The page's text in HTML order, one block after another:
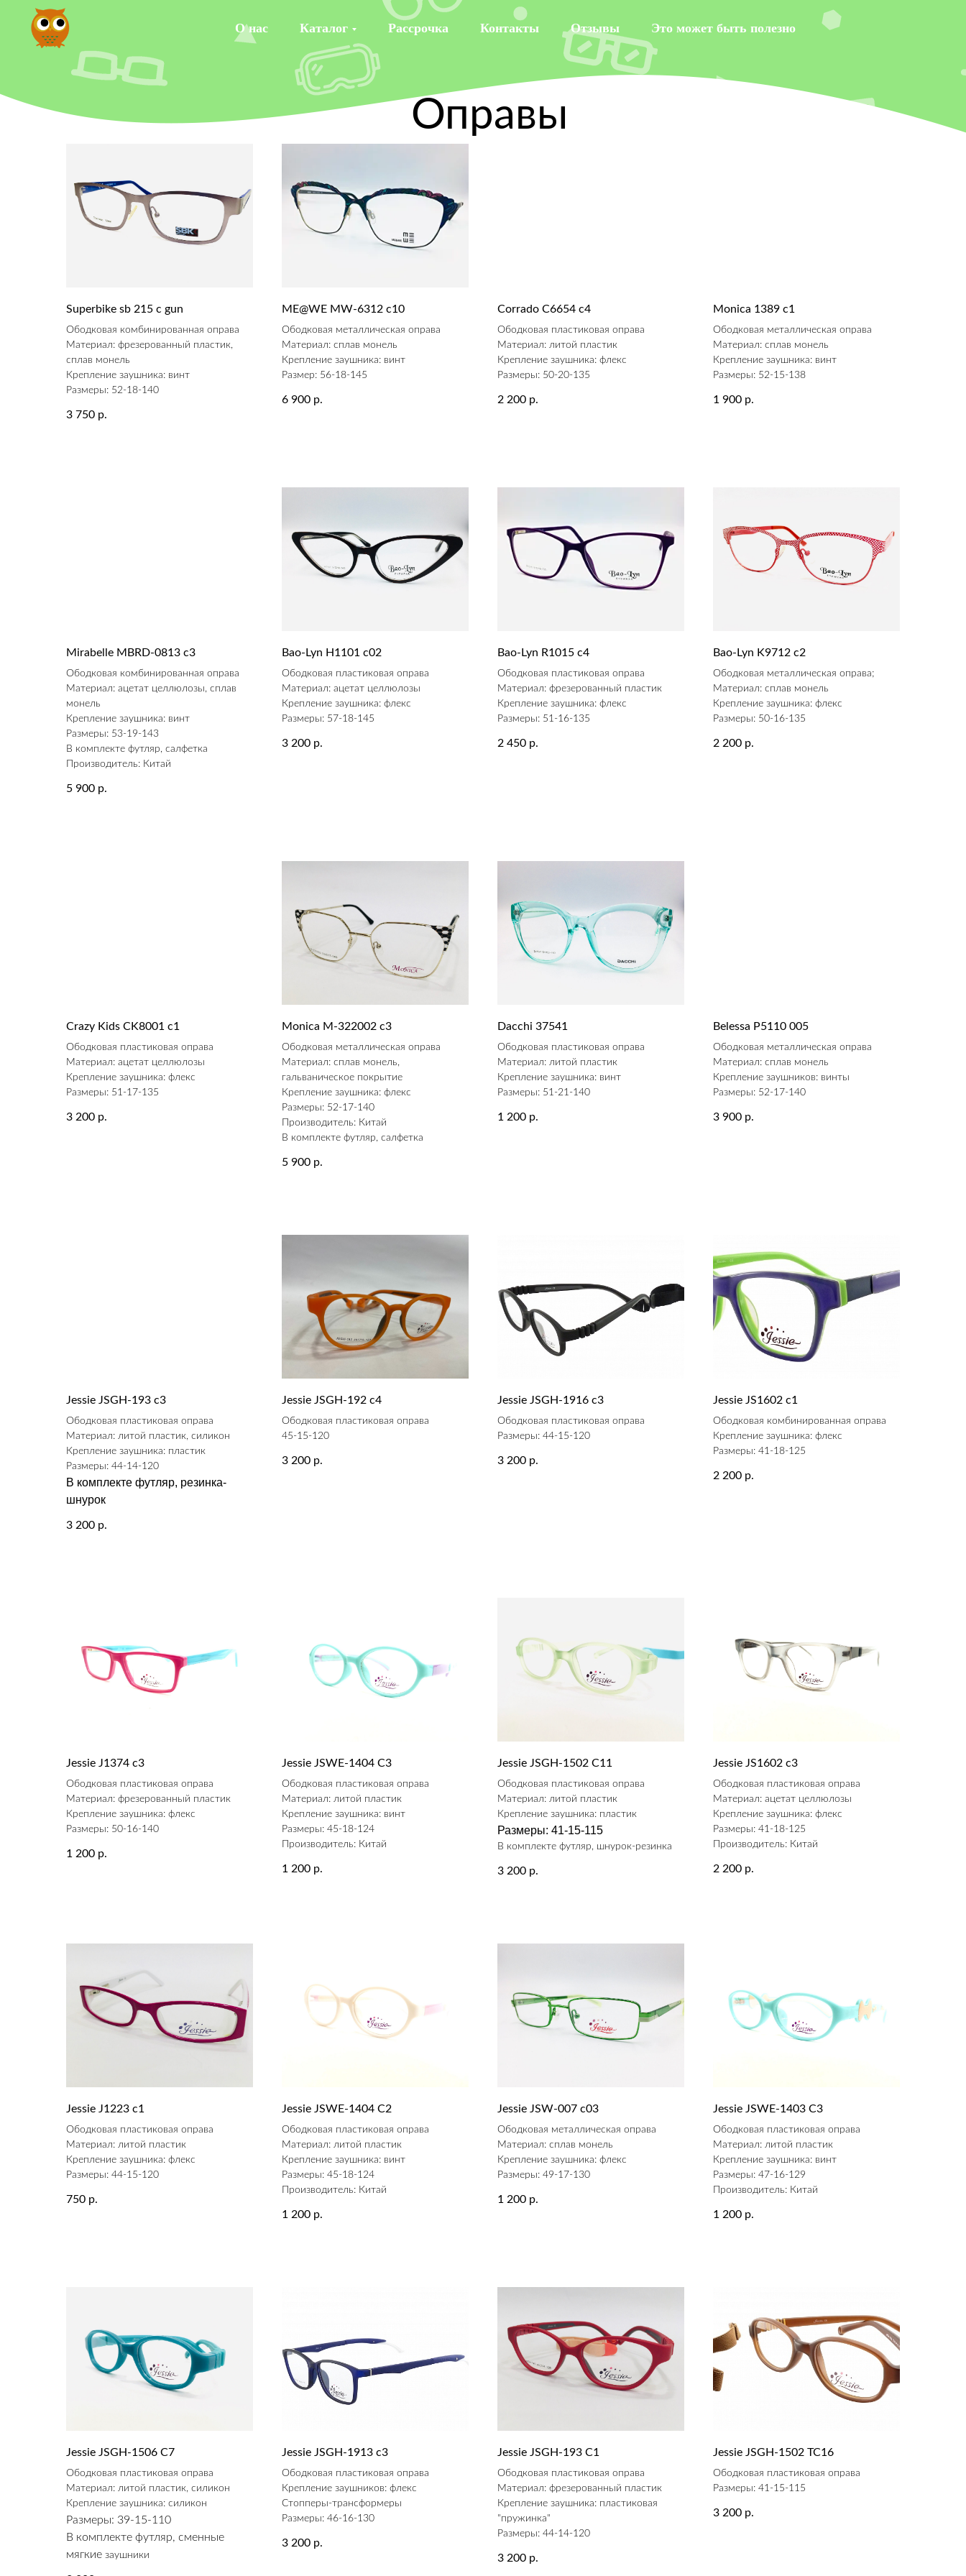
О нас Каталог Рассрочка Контакты Отзывы Это может быть полезно
Оправы
Superbike sb 215 c gun
Ободковая комбинированная оправа
Материал: фрезерованный пластик,
сплав монель
Крепление заушника: винт
Размеры: 52-18-140
3 750 р.
ME@WE MW-6312 c10
Ободковая металлическая оправа
Материал: сплав монель
Крепление заушника: винт
Размер: 56-18-145
6 900 р.
Corrado C6654 c4
Ободковая пластиковая оправа
Материал: литой пластик
Крепление заушника: флекс
Размеры: 50-20-135
2 200 р.
Monica 1389 c1
Ободковая металлическая оправа
Материал: сплав монель
Крепление заушника: винт
Размеры: 52-15-138
1 900 р.
Mirabelle MBRD-0813 c3
Ободковая комбинированная оправа
Материал: ацетат целлюлозы, сплав
монель
Крепление заушника: винт
Размеры: 53-19-143
В комплекте футляр, салфетка
Производитель: Китай
5 900 р.
Bao-Lyn H1101 c02
Ободковая пластиковая оправа
Материал: ацетат целлюлозы
Крепление заушника: флекс
Размеры: 57-18-145
3 200 р.
Bao-Lyn R1015 c4
Ободковая пластиковая оправа
Материал: фрезерованный пластик
Крепление заушника: флекс
Размеры: 51-16-135
2 450 р.
Bao-Lyn K9712 c2
Ободковая металлическая оправа;
Материал: сплав монель
Крепление заушника: флекс
Размеры: 50-16-135
2 200 р.
Crazy Kids CK8001 c1
Ободковая пластиковая оправа
Материал: ацетат целлюлозы
Крепление заушника: флекс
Размеры: 51-17-135
3 200 р.
Monica M-322002 с3
Ободковая металлическая оправа
Материал: сплав монель,
гальваническое покрытие
Крепление заушника: флекс
Размеры: 52-17-140
Производитель: Китай
В комплекте футляр, салфетка
5 900 р.
Dacchi 37541
Ободковая пластиковая оправа
Материал: литой пластик
Крепление заушника: винт
Размеры: 51-21-140
1 200 р.
Belessa P5110 005
Ободковая металлическая оправа
Материал: сплав монель
Крепление заушников: винты
Размеры: 52-17-140
3 900 р.
Jessie JSGH-193 c3
Ободковая пластиковая оправа
Материал: литой пластик, силикон
Крепление заушника: пластик
Размеры: 44-14-120
В комплекте футляр, резинка-
шнурок
3 200 р.
Jessie JSGH-192 c4
Ободковая пластиковая оправа
45-15-120
3 200 р.
Jessie JSGH-1916 c3
Ободковая пластиковая оправа
Размеры: 44-15-120
3 200 р.
Jessie JS1602 c1
Ободковая комбинированная оправа
Крепление заушника: флекс
Размеры: 41-18-125
2 200 р.
Jessie J1374 c3
Ободковая пластиковая оправа
Материал: фрезерованный пластик
Крепление заушника: флекс
Размеры: 50-16-140
1 200 р.
Jessie JSWE-1404 С3
Ободковая пластиковая оправа
Материал: литой пластик
Крепление заушника: винт
Размеры: 45-18-124
Производитель: Китай
1 200 р.
Jessie JSGH-1502 C11
Ободковая пластиковая оправа
Материал: литой пластик
Крепление заушника: пластик
Размеры: 41-15-115
В комплекте футляр, шнурок-резинка
3 200 р.
Jessie JS1602 c3
Ободковая пластиковая оправа
Материал: ацетат целлюлозы
Крепление заушника: флекс
Размеры: 41-18-125
Производитель: Китай
2 200 р.
Jessie J1223 c1
Ободковая пластиковая оправа
Материал: литой пластик
Крепление заушника: флекс
Размеры: 44-15-120
750 р.
Jessie JSWE-1404 С2
Ободковая пластиковая оправа
Материал: литой пластик
Крепление заушника: винт
Размеры: 45-18-124
Производитель: Китай
1 200 р.
Jessie JSW-007 c03
Ободковая металлическая оправа
Материал: сплав монель
Крепление заушника: флекс
Размеры: 49-17-130
1 200 р.
Jessie JSWE-1403 С3
Ободковая пластиковая оправа
Материал: литой пластик
Крепление заушника: винт
Размеры: 47-16-129
Производитель: Китай
1 200 р.
Jessie JSGH-1506 C7
Ободковая пластиковая оправа
Материал: литой пластик, силикон
Крепление заушника: силикон
Размеры: 39-15-110
В комплекте футляр, сменные
мягкие заушники
Jessie JSGH-1913 c3
Ободковая пластиковая оправа
Крепление заушников: флекс
Стопперы-трансформеры
Размеры: 46-16-130
3 200 р.
Jessie JSGH-193 C1
Ободковая пластиковая оправа
Материал: фрезерованный пластик
Крепление заушника: пластиковая
"пружинка"
Размеры: 44-14-120
3 200 р.
Jessie JSGH-1502 ТС16
Ободковая пластиковая оправа
Размеры: 41-15-115
3 200 р.